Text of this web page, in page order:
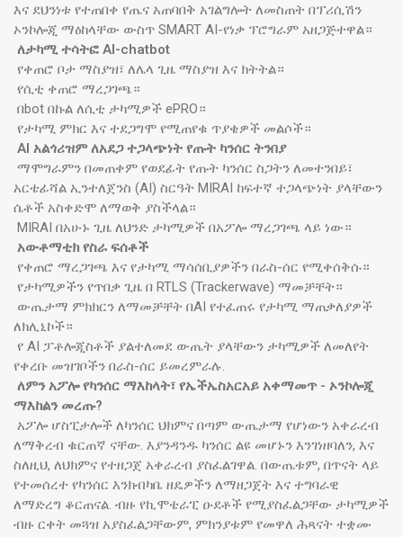
እና ደህንነቱ የተጠበቀ የጤና አጠባበቅ አገልግሎት ለመስጠት በፕሪሲሽን
ኦንኮሎጂ ማዕከላቸው ውስጥ SMART AI-የነቃ ፕሮግራም አዘጋጅተዋል።
ለታካሚ ተሳትፎ AI-chatbot
የቀጠሮ ቦታ ማስያዝ፣ ለሌላ ጊዜ ማስያዝ እና ክትትል።
የሲቲ ቀጠሮ ማረጋገጫ።
በbot በኩል ለሲቲ ታካሚዎች ePRO።
የታካሚ ምክር እና ተደጋግሞ የሚጠየቁ ጥያቄዎች መልሶች።
AI አልጎሪዝም ለአደጋ ተጋላጭነት የጡት ካንሰር ትንበያ
ማሞግራምን በመጠቀም የወደፊት የጡት ካንሰር ስጋትን ለመተንበይ፣
አርቴፊሻል ኢንተለጀንስ (AI) ስርዓት MIRAI ከፍተኛ ተጋላጭነት ያላቸውን
ሴቶች አስቀድሞ ለማወቅ ያስችላል።
MIRAI በአሁኑ ጊዜ ለህንድ ታካሚዎች በአፖሎ ማረጋገጫ ላይ ነው።
አውቶማቲክ የስራ ፍሰቶች
የቀጠሮ ማረጋገጫ እና የታካሚ ማሳሰቢያዎችን በራስ-ሰር የሚቀሰቅሱ።
የታካሚዎችን የጥበቃ ጊዜ በ RTLS (Trackerwave) ማመቻቸት።
ውጤታማ ምክክርን ለማመቻቸት በAI የተፈጠሩ የታካሚ ማጠቃለያዎች
ለክሊኒኮች።
የ AI ፓቶሎጂስቶች ያልተለመደ ውጤት ያላቸውን ታካሚዎች ለመለየት
የቀረቡ መዝገቦችን በራስ-ሰር ይመረምራሉ.
ለምን አፖሎ የካንሰር ማእከላት፣ የኤችኤስአርአይ አቀማመጥ - ኦንኮሎጂ
ማእከልን መረጡ?
አፖሎ ሆስፒታሎች ለካንሰር ህክምና በጣም ውጤታማ የሆነውን አቀራረብ
ለማቅረብ ቁርጠኛ ናቸው. እያንዳንዱ ካንሰር ልዩ መሆኑን እንገነዘባለን, እና
ስለዚህ, ለህክምና የተዘጋጀ አቀራረብ ያስፈልገዋል. በውጤቱም, በጥናት ላይ
የተመሰረተ የካንሰር እንክብካቤ ዘዴዎችን ለማዘጋጀት እና ተግባራዊ
ለማድረግ ቆርጠናል. ብዙ የኪሞቴራፒ ዑደቶች የሚያስፈልጋቸው ታካሚዎች
ብዙ ርቀት መጓዝ አያስፈልጋቸውም, ምክንያቱም የመዋለ ሕጻናት ተቋሙ